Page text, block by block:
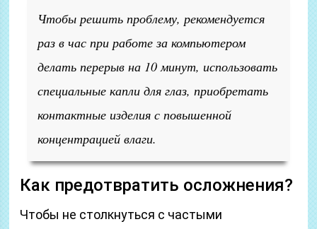
Чтобы решить проблему, рекомендуется
раз в час при работе за компьютером
делать перерыв на 10 минут, использовать
специальные капли для глаз, приобретать
контактные изделия с повышенной
концентрацией влаги.
Как предотвратить осложнения?
Чтобы не столкнуться с частыми